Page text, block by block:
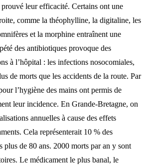
prouvé leur efficacité. Certains ont une
comme la théophylline, la digitaline, les
et la morphine entraînent une
des antibiotiques provoque des
à l’hôpital : les infections nosocomiales,
de morts que les accidents de la route. Par
l’hygiène des mains ont permis de
leur incidence. En Grande-Bretagne, on
annuelles à cause des effets
Cela représenterait 10 % des
plus de 80 ans. 2000 morts par an y sont
Le médicament le plus banal, le